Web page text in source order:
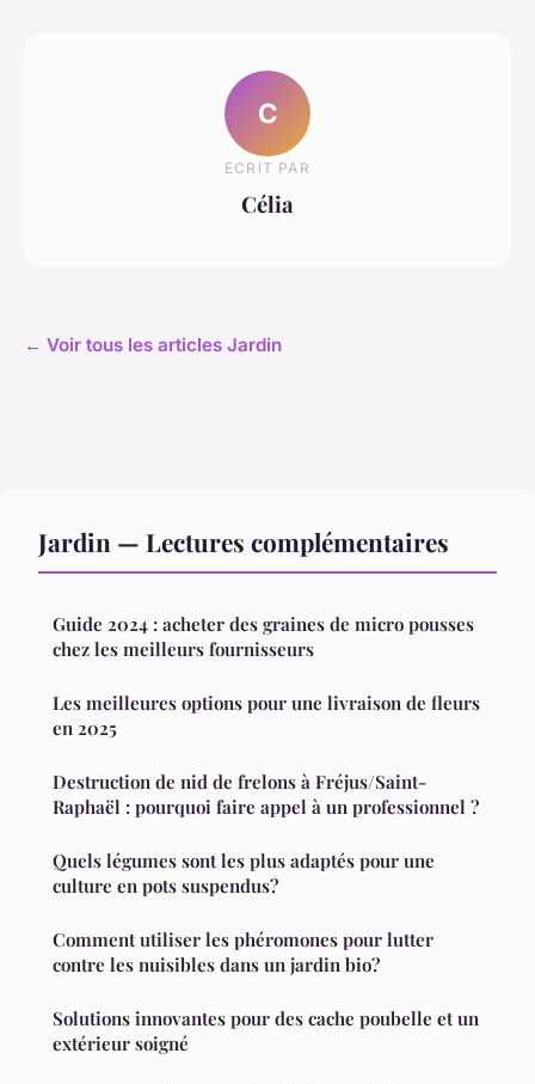
C
ECRIT PAR
Célia
← Voir tous les articles Jardin
Jardin — Lectures complémentaires
Guide 2024 : acheter des graines de micro pousses
chez les meilleurs fournisseurs
Les meilleures options pour une livraison de fleurs
en 2025
Destruction de nid de frelons à Fréjus/Saint-
Raphaël : pourquoi faire appel à un professionnel ?
Quels légumes sont les plus adaptés pour une
culture en pots suspendus?
Comment utiliser les phéromones pour lutter
contre les nuisibles dans un jardin bio?
Solutions innovantes pour des cache poubelle et un
extérieur soigné